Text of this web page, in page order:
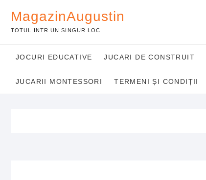
content
MagazinAugustin
TOTUL INTR UN SINGUR LOC
JOCURI EDUCATIVE JUCARI DE CONSTRUIT
JUCARII MONTESSORI TERMENI ȘI CONDIȚII